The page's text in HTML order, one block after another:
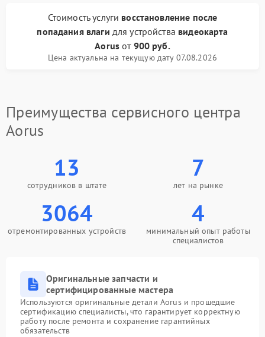
Стоимость услуги восстановление после
попадания влаги для устройства видеокарта
Aorusот 900 руб.
Цена актуальна на текущую дату 07.08.2026
Преимущества сервисного центра
Aorus
13
сотрудников в штате
7
лет на рынке
3064
отремонтированных устройств
4
минимальный опыт работы
специалистов
Оригинальные запчасти и
сертифицированные мастера
Используются оригинальные детали Aorus и прошедшие
сертификацию специалисты, что гарантирует корректную
работу после ремонта и сохранение гарантийных
обязательств